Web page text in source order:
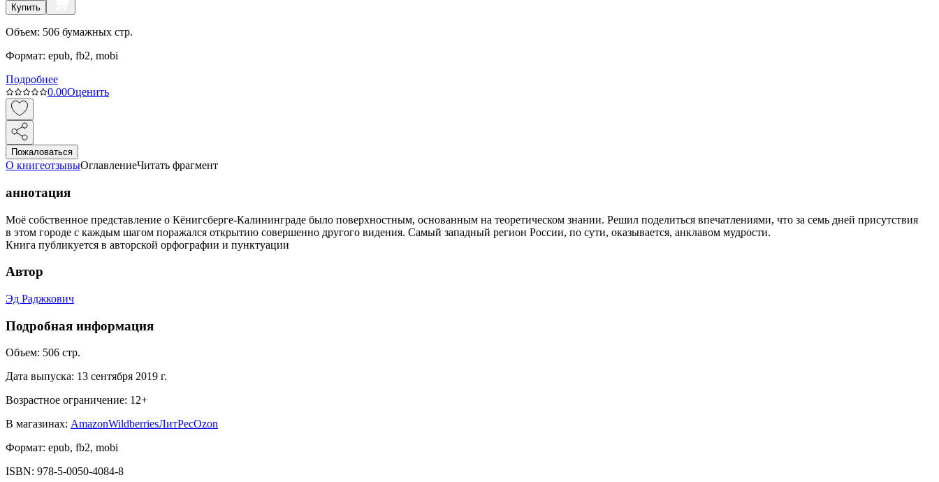
Купить
Объем: 506 бумажных стр.
Формат: epub, fb2, mobi
Подробнее
0.00Оценить
Пожаловаться
О книгеотзывыОглавлениеЧитать фрагмент
аннотация
Моё собственное представление о Кёнигсберге-Калининграде было поверхностным, основанным на теоретическом знании. Решил поделиться впечатлениями, что за семь дней присутствия
в этом городе с каждым шагом поражался открытию совершенно другого видения. Самый западный регион России, по сути, оказывается, анклавом мудрости.
Книга публикуется в авторской орфографии и пунктуации
Автор
Эд Раджкович
Подробная информация
Объем: 506 стр.
Дата выпуска: 13 сентября 2019 г.
Возрастное ограничение: 12+
В магазинах: AmazonWildberriesЛитРесOzon
Формат: epub, fb2, mobi
ISBN: 978-5-0050-4084-8